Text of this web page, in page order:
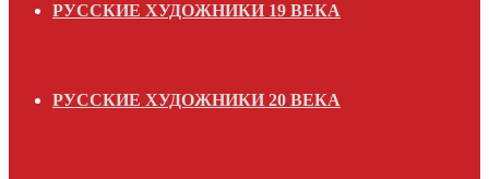
РУССКИЕ ХУДОЖНИКИ 19 ВЕКА
РУССКИЕ ХУДОЖНИКИ 20 ВЕКА